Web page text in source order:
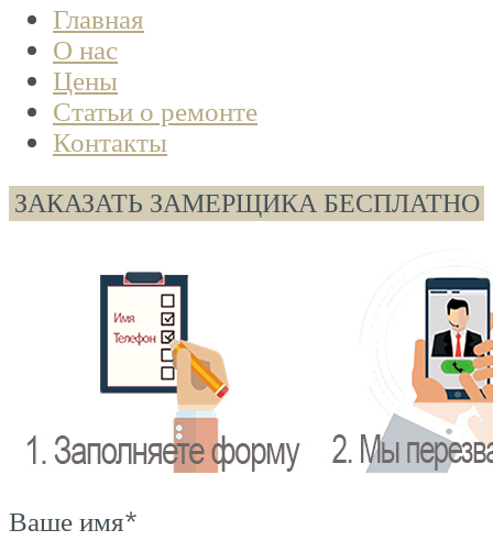
Главная
О нас
Цены
Статьи о ремонте
Контакты
ЗАКАЗАТЬ ЗАМЕРЩИКА БЕСПЛАТНО
Ваше имя*